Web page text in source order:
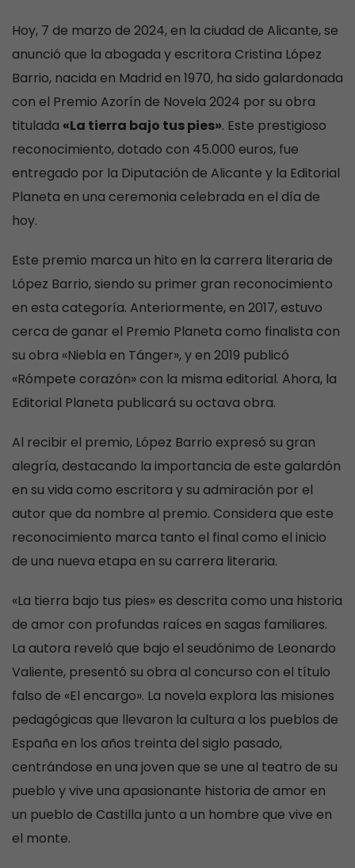
Hoy, 7 de marzo de 2024, en la ciudad de Alicante, se
anunció que la abogada y escritora Cristina López
Barrio, nacida en Madrid en 1970, ha sido galardonada
con el Premio Azorín de Novela 2024 por su obra
titulada «La tierra bajo tus pies». Este prestigioso
reconocimiento, dotado con 45.000 euros, fue
entregado por la Diputación de Alicante y la Editorial
Planeta en una ceremonia celebrada en el día de
hoy.
Este premio marca un hito en la carrera literaria de
López Barrio, siendo su primer gran reconocimiento
en esta categoría. Anteriormente, en 2017, estuvo
cerca de ganar el Premio Planeta como finalista con
su obra «Niebla en Tánger», y en 2019 publicó
«Rómpete corazón» con la misma editorial. Ahora, la
Editorial Planeta publicará su octava obra.
Al recibir el premio, López Barrio expresó su gran
alegría, destacando la importancia de este galardón
en su vida como escritora y su admiración por el
autor que da nombre al premio. Considera que este
reconocimiento marca tanto el final como el inicio
de una nueva etapa en su carrera literaria.
«La tierra bajo tus pies» es descrita como una historia
de amor con profundas raíces en sagas familiares.
La autora reveló que bajo el seudónimo de Leonardo
Valiente, presentó su obra al concurso con el título
falso de «El encargo». La novela explora las misiones
pedagógicas que llevaron la cultura a los pueblos de
España en los años treinta del siglo pasado,
centrándose en una joven que se une al teatro de su
pueblo y vive una apasionante historia de amor en
un pueblo de Castilla junto a un hombre que vive en
el monte.